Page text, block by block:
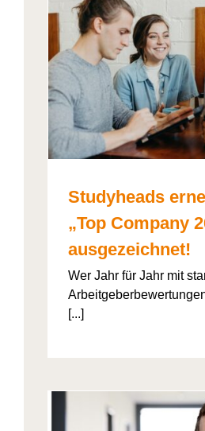
Studyheads
„Top Company
ausgezeichnet!
Wer Jahr für Jahr mit
[...]